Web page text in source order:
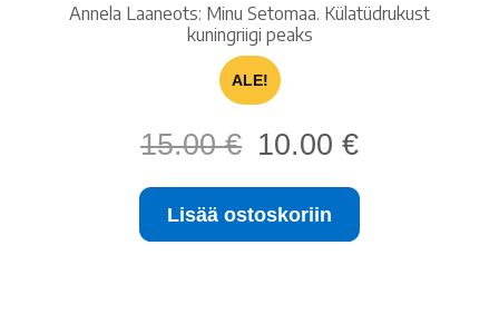
Annela Laaneots: Minu Setomaa. Külatüdrukust
kuningriigi peaks
ALE!
15.00€
Alkuperäinen
hinta
oli:
15.00 €.
10.00 €Nykyinen
on:
Lisää ostoskoriin